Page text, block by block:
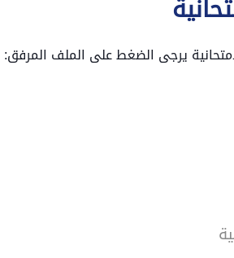
يرجى الضغط على الملف المرفق: